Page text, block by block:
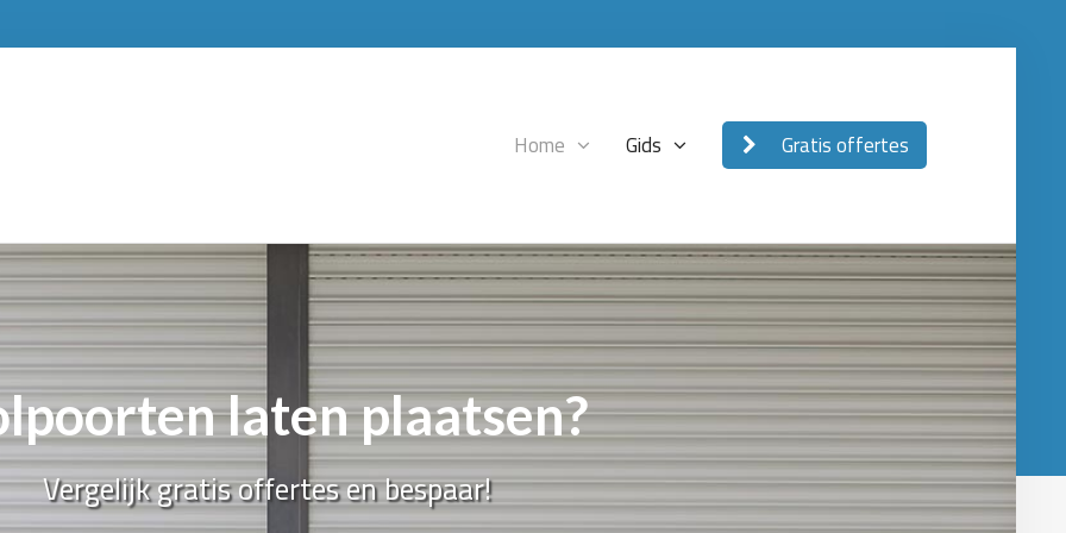
Home Gids Gratis offertes
laten plaatsen?
Vergelijk gratis offertes en bespaar!